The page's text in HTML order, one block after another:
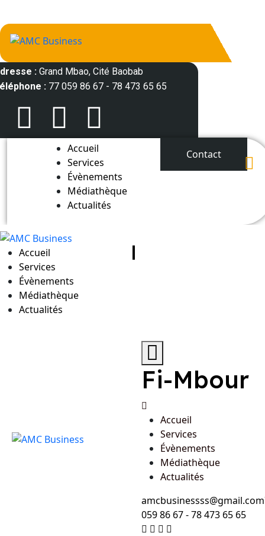
: Grand Mbao, Cité Baobab
: 77 059 86 67 - 78 473 65 65
Accueil
Services
Évènements
Médiathèque
Actualités
Contact
Accueil
Services
Évènements
Médiathèque
Actualités
Fi-Mbour
Accueil
Services
Évènements
Médiathèque
Actualités
amcbusinessss@gmail.com
059 86 67 - 78 473 65 65